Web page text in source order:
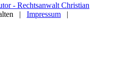
- Rechtsanwalt Christian
| Impressum |